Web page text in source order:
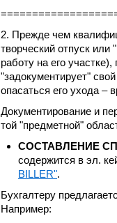
2. Прежде чем
творческий отпуск
работу на его
"задокументирует"
опасаться его ухода –
Документирование и
той "предметной"
СОСТАВЛЕНИЕ
содержится в эл.
BILLER".
Бухгалтеру
Например: